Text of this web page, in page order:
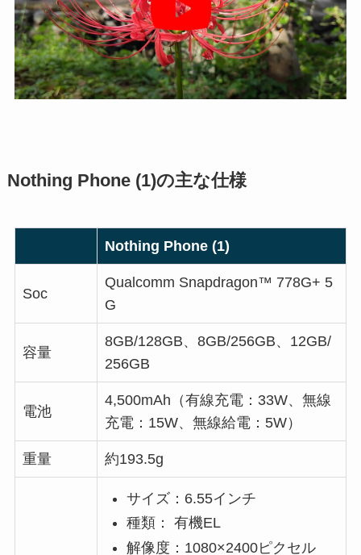
Nothing Phone (1)の主な仕様
Nothing Phone (1)
Soc
Qualcomm Snapdragon™ 778G+ 5
G
容量
8GB/128GB、8GB/256GB、12GB/
256GB
電池
4,500mAh（有線充電：33W、無線
充電：15W、無線給電：5W）
重量 約193.5g
サイズ：6.55インチ
種類： 有機EL
解像度：1080×2400ピクセル